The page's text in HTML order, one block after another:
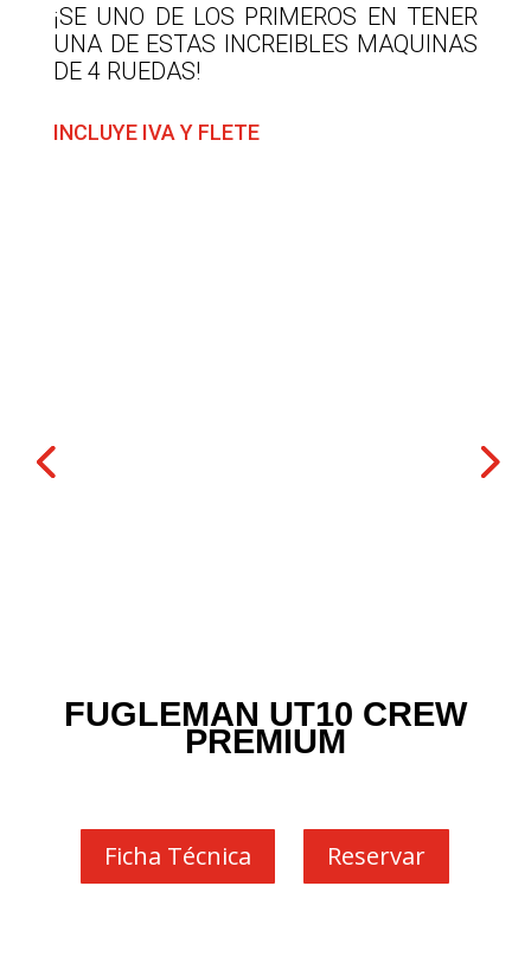
¡SE UNO DE LOS PRIMEROS EN TENER
UNA DE ESTAS INCREIBLES MAQUINAS
DE 4 RUEDAS!
INCLUYE IVA Y FLETE
FUGLEMAN UT10 CREW
PREMIUM
Ficha Técnica Reservar